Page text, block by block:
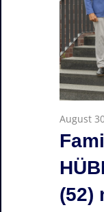
August
(52)